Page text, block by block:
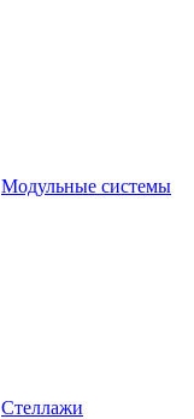
Модульные системы
Стеллажи